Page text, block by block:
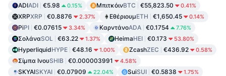
ADIADI €5.98 0.15% ΜπιτκόινBTC €55,823.50 0.41%
XRPXRP €0.8876 2.37% ΕθέριουμETH €1,650.45 0.14%
PiPI €0.07615 3.34% ΚαρντάνοADA €0.1754 7.76%
ΣολάναSOL €63.22 1.37% HeimaHEI €0.173 53.80%
HyperliquidHYPE €48.16 1.00% ZcashZEC €436.92 0.58%
Σίμπα ΙνουSHIB €0.000003991 4.58%
SKYAISKYAI €0.07909 22.04% SuiSUI €0.5838 1.75%